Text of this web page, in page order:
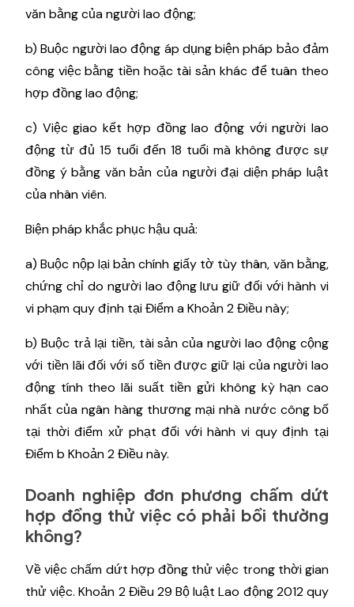
văn bằng của người lao động;
b) Buộc người lao động áp dụng biện pháp bảo đảm
công việc bằng tiền hoặc tài sản khác để tuân theo
hợp đồng lao động;
c) Việc giao kết hợp đồng lao động với người lao
động từ đủ 15 tuổi đến 18 tuổi mà không được sự
đồng ý bằng văn bản của người đại diện pháp luật
của nhân viên.
Biện pháp khắc phục hậu quả:
a) Buộc nộp lại bản chính giấy tờ tùy thân, văn bằng,
chứng chỉ do người lao động lưu giữ đối với hành vi
vi phạm quy định tại Điểm a Khoản 2 Điều này;
b) Buộc trả lại tiền, tài sản của người lao động cộng
với tiền lãi đối với số tiền được giữ lại của người lao
động tính theo lãi suất tiền gửi không kỳ hạn cao
nhất của ngân hàng thương mại nhà nước công bố
tại thời điểm xử phạt đối với hành vi quy định tại
Điểm b Khoản 2 Điều này.
Doanh nghiệp đơn phương chấm dứt
hợp đồng thử việc có phải bồi thường
không?
Về việc chấm dứt hợp đồng thử việc trong thời gian
thử việc. Khoản 2 Điều 29 Bộ luật Lao động 2012 quy